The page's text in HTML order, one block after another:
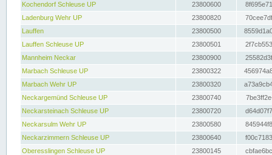
Kochendorf Schleuse UP
23800600
Ladenburg Wehr UP
23800820
Lauffen
23800500
Lauffen Schleuse UP
23800501
Mannheim Neckar
23800900
Marbach Schleuse UP
23800322
Marbach Wehr UP
23800320
Neckargemünd Schleuse UP
23800740
Neckarsteinach Schleuse UP
23800720
Neckarsulm Wehr UP
23800580
Neckarzimmern Schleuse UP
23800640
Oberesslingen Schleuse UP
23800145